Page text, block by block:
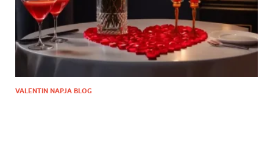
VALENTIN NAPJA BLOG